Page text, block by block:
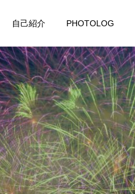
自己紹介 PHOTOLOG